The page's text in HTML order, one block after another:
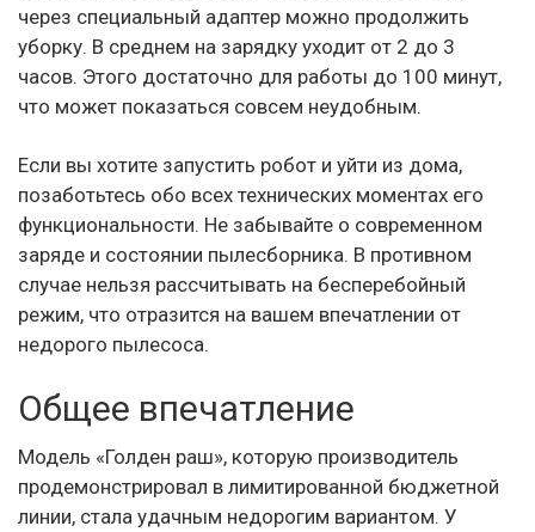
через специальный адаптер можно продолжить
уборку. В среднем на зарядку уходит от 2 до 3
часов. Этого достаточно для работы до 100 минут,
что может показаться совсем неудобным.
Если вы хотите запустить робот и уйти из дома,
позаботьтесь обо всех технических моментах его
функциональности. Не забывайте о современном
заряде и состоянии пылесборника. В противном
случае нельзя рассчитывать на бесперебойный
режим, что отразится на вашем впечатлении от
недорого пылесоса.
Общее впечатление
Модель «Голден раш», которую производитель
продемонстрировал в лимитированной бюджетной
линии, стала удачным недорогим вариантом. У